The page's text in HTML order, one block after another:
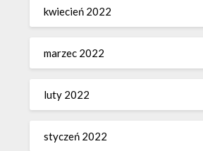
kwiecień 2022
marzec 2022
luty 2022
styczeń 2022